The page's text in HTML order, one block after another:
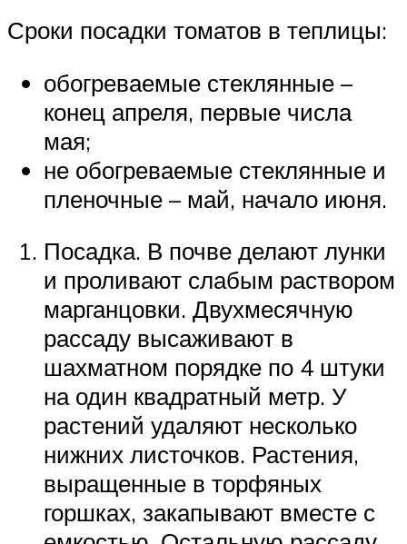
Сроки посадки томатов в теплицы:
обогреваемые стеклянные –
конец апреля, первые числа
мая;
не обогреваемые стеклянные и
пленочные – май, начало июня.
Посадка. В почве делают лунки
и проливают слабым раствором
марганцовки. Двухмесячную
рассаду высаживают в
шахматном порядке по 4 штуки
на один квадратный метр. У
растений удаляют несколько
нижних листочков. Растения,
выращенные в торфяных
горшках, закапывают вместе с